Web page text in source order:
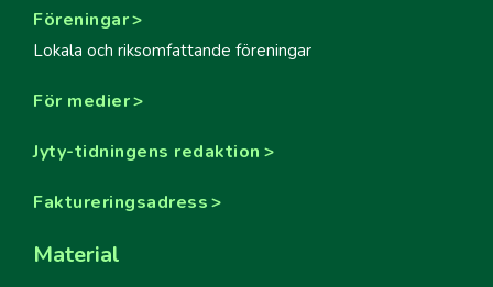
Föreningar
Lokala och riksomfattande föreningar
För medier
Jyty-tidningens redaktion
Faktureringsadress
Material